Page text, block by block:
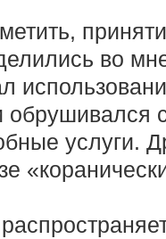
во
услуги.